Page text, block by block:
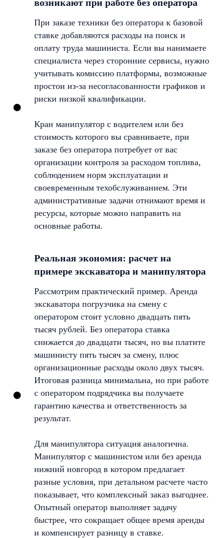
возникают при работе без оператора
При заказе техники без оператора к базовой
ставке добавляются расходы на поиск и
оплату труда машиниста. Если вы нанимаете
специалиста через сторонние сервисы, нужно
учитывать комиссию платформы, возможные
простои из-за несогласованности графиков и
риски низкой квалификации.
Кран манипулятор с водителем или без
стоимость которого вы сравниваете, при
заказе без оператора потребует от вас
организации контроля за расходом топлива,
соблюдением норм эксплуатации и
своевременным техобслуживанием. Эти
административные задачи отнимают время и
ресурсы, которые можно направить на
основные работы.
Реальная экономия: расчет на
примере экскаватора и манипулятора
Рассмотрим практический пример. Аренда
экскаватора погрузчика на смену с
оператором стоит условно двадцать пять
тысяч рублей. Без оператора ставка
снижается до двадцати тысяч, но вы платите
машинисту пять тысяч за смену, плюс
организационные расходы около двух тысяч.
Итоговая разница минимальна, но при работе
с оператором подрядчика вы получаете
гарантию качества и ответственность за
результат.
Для манипулятора ситуация аналогична.
Манипулятор с машинистом или без аренда
нижний новгород в котором предлагает
разные условия, при детальном расчете часто
показывает, что комплексный заказ выгоднее.
Опытный оператор выполняет задачу
быстрее, что сокращает общее время аренды
и компенсирует разницу в ставке.